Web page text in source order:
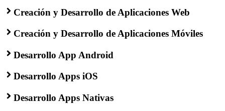
Creación y Desarrollo de Aplicaciones Web
Creación y Desarrollo de Aplicaciones Móviles
Desarrollo App Android
Desarrollo Apps iOS
Desarrollo Apps Nativas